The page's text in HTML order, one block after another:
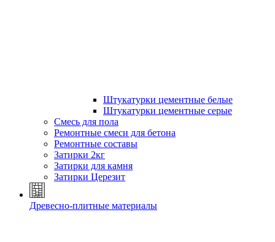
Штукатурки цементные белые
Штукатурки цементные серые
Смесь для пола
Ремонтные смеси для бетона
Ремонтные составы
Затирки 2кг
Затирки для камня
Затирки Церезит
Древесно-плитные материалы